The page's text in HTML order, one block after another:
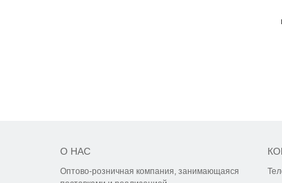
О НАС
Оптово-розничная компания, занимающаяся